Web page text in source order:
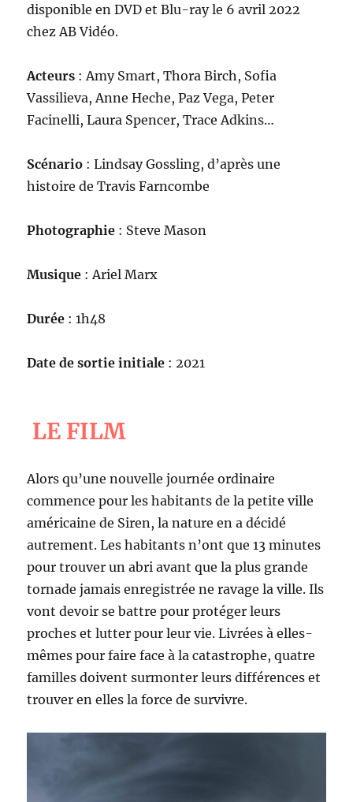
disponible en DVD et Blu-ray le 6 avril 2022
chez AB Vidéo.
Acteurs : Amy Smart, Thora Birch, Sofia
Vassilieva, Anne Heche, Paz Vega, Peter
Facinelli, Laura Spencer, Trace Adkins…
Scénario : Lindsay Gossling, d’après une
histoire de Travis Farncombe
Photographie : Steve Mason
Musique : Ariel Marx
Durée : 1h48
Date de sortie initiale : 2021
LE FILM
Alors qu’une nouvelle journée ordinaire
commence pour les habitants de la petite ville
américaine de Siren, la nature en a décidé
autrement. Les habitants n’ont que 13 minutes
pour trouver un abri avant que la plus grande
tornade jamais enregistrée ne ravage la ville. Ils
vont devoir se battre pour protéger leurs
proches et lutter pour leur vie. Livrées à elles-
mêmes pour faire face à la catastrophe, quatre
familles doivent surmonter leurs différences et
trouver en elles la force de survivre.